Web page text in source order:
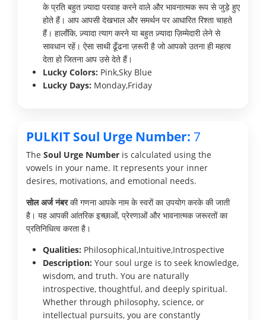
के प्रति बहुत ज़्यादा परवाह करने वाले और भावनात्मक रूप से जुड़े हुए
होते हैं। आप आपसी देखभाल और समर्थन पर आधारित रिश्ता चाहते
हैं। हालाँकि, ज़्यादा त्याग करने या बहुत ज़्यादा ज़िम्मेदारी लेने से
सावधान रहें। ऐसा साथी ढूँढना ज़रूरी है जो आपको उतना ही महत्व
देता हो जितना आप उसे देते हैं।
Lucky Colors: Pink,Sky Blue
Lucky Days: Monday,Friday
PULKIT Soul Urge Number: 7
The Soul Urge Number is calculated using the
vowels in your name. It represents your inner
desires, motivations, and emotional needs.
सोल अर्ज नंबरकी गणना आपके नाम के स्वरों का उपयोग करके की जाती
है। यह आपकी आंतरिक इच्छाओं, प्रेरणाओं और भावनात्मक जरूरतों का
प्रतिनिधित्व करता है।
Qualities: Philosophical,Intuitive,Introspective
Description: Your soul urge is to seek knowledge,
wisdom, and truth. You are naturally
introspective, thoughtful, and deeply spiritual.
Whether through philosophy, science, or
intellectual pursuits, you are constantly